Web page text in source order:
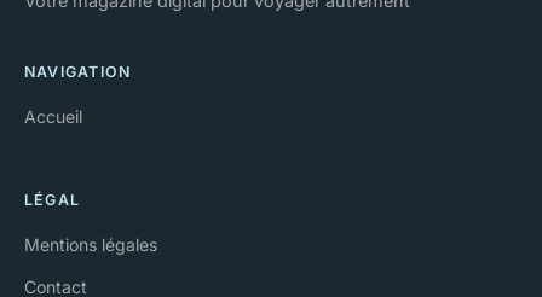
NAVIGATION
Accueil
LÉGAL
Mentions légales
Contact